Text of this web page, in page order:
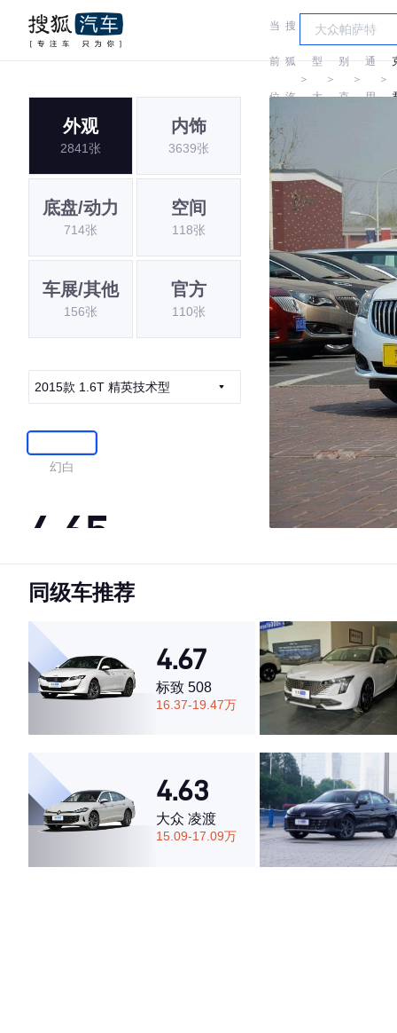
当
前
位
置:
搜
狐
汽
车
＞
车
型
大
＞
别
克
＞
汽
通
用
＞
外观
2841张
内饰
3639张
底盘/动力
714张
空间
118张
车展/其他
156张
官方
110张
2015款 1.6T 精英技术型
幻白
4.65
·外观表现较为优秀，优于60%同级车
·空间表现一般，低于52%同级车
同级车推荐
4.67
标致 508
16.37-19.47万
4.63
大众 凌渡
15.09-17.09万